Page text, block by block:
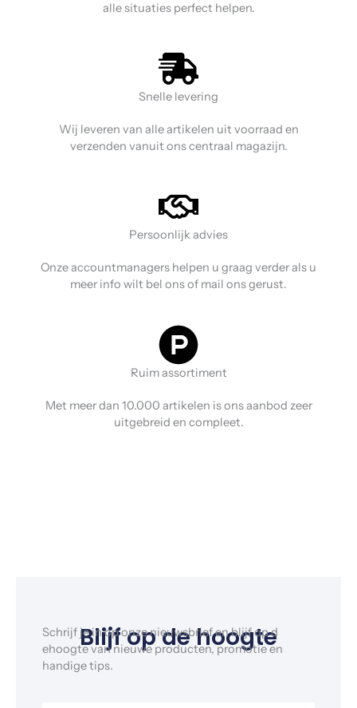
alle situaties perfect helpen.
Snelle levering
Wij leveren van alle artikelen uit voorraad en
verzenden vanuit ons centraal magazijn.
Persoonlijk advies
Onze accountmanagers helpen u graag verder als u
meer info wilt bel ons of mail ons gerust.
Ruim assortiment
Met meer dan 10.000 artikelen is ons aanbod zeer
uitgebreid en compleet.
Blijf op de hoogte
Schrijf je in op onze nieuwsbrief en blijf op d
ehoogte van nieuwe producten, promotie en
handige tips.